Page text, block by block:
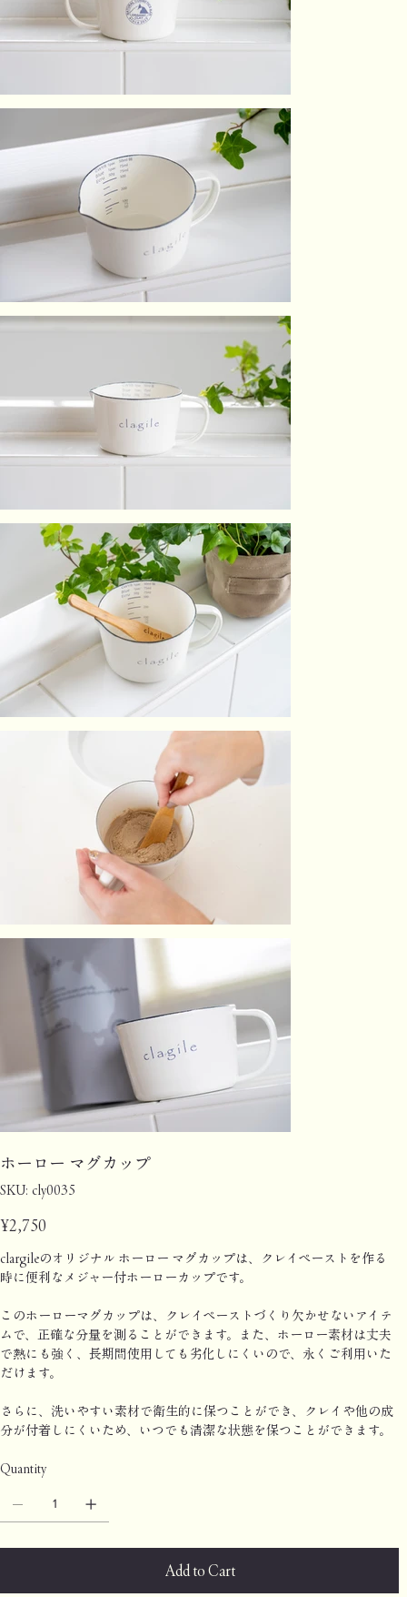
ホーロー マグカップ
SKU:
SKU
cly0035
cly0035
Price
¥2,750
clargileのオリジナル ホーロー マグカップは、クレイペーストを作る
時に便利なメジャー付ホーローカップです。
このホーローマグカップは、クレイペーストづくり欠かせないアイテ
ムで、正確な分量を測ることができます。また、ホーロー素材は丈夫
で熱にも強く、長期間使用しても劣化しにくいので、永くご利用いた
だけます。
さらに、洗いやすい素材で衛生的に保つことができ、クレイや他の成
分が付着しにくいため、いつでも清潔な状態を保つことができます。
Quantity
Add to Cart